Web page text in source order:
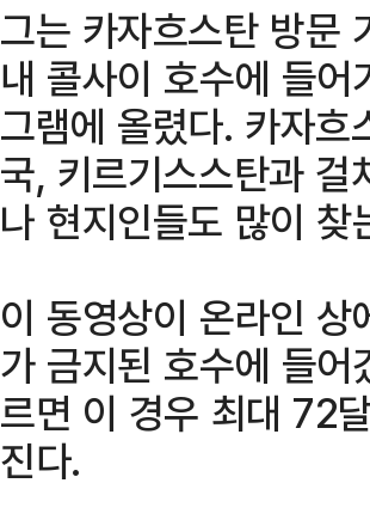
그는 카자흐스탄 방문
내 콜사이 호수에 들
그램에 올렸다. 카자
국, 키르기스스탄과
나 현지인들도 많이
이 동영상이 온라인
가 금지된 호수에 들
르면 이 경우 최대 72
진다.